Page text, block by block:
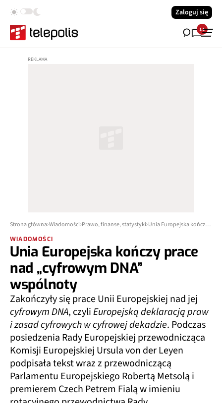
Zaloguj się
11
Strona główna Wiadomości Prawo, finanse, statystyki Unia Europejska kończy prace nad „cyfrowym DNA” wspólnoty
WIADOMOŚCI
Unia Europejska kończy prace
nad „cyfrowym DNA”
wspólnoty
Zakończyły się prace Unii Europejskiej nad jej
cyfrowym DNA, czyliEuropejską deklaracją praw
i zasad cyfrowych w cyfrowej dekadzie. Podczas
posiedzenia Rady Europejskiej przewodnicząca
Komisji Europejskiej Ursula von der Leyen
podpisała tekst wraz z przewodniczącą
Parlamentu Europejskiego Robertą Metsolą i
premierem Czech Petrem Fialą w imieniu